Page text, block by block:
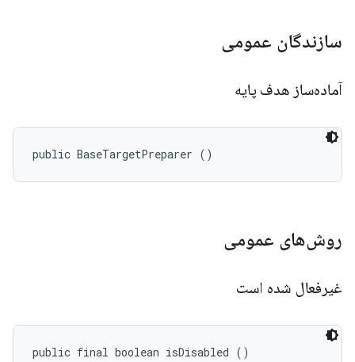
سازندگان عمومی
آماده‌ساز هدف پایه
public BaseTargetPreparer ()
روش‌های عمومی
غیرفعال شده است
public final boolean isDisabled ()